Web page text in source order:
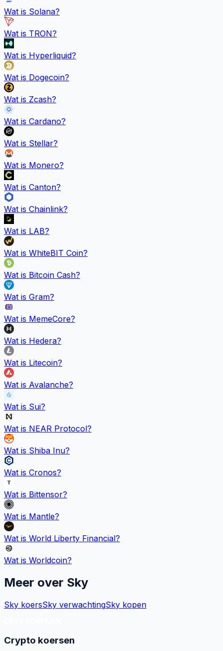
Wat is Solana?
Wat is TRON?
Wat is Hyperliquid?
Wat is Dogecoin?
Wat is Zcash?
Wat is Cardano?
Wat is Stellar?
Wat is Monero?
Wat is Canton?
Wat is Chainlink?
Wat is LAB?
Wat is WhiteBIT Coin?
Wat is Bitcoin Cash?
Wat is Gram?
Wat is MemeCore?
Wat is Hedera?
Wat is Litecoin?
Wat is Avalanche?
Wat is Sui?
Wat is NEAR Protocol?
Wat is Shiba Inu?
Wat is Cronos?
Wat is Bittensor?
Wat is Mantle?
Wat is World Liberty Financial?
Wat is Worldcoin?
Meer over Sky
Sky koersSky verwachtingSky kopen
Crypto koersen